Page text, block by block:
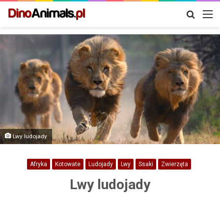
Szukaj
Lwy ludojady
Afryka Kotowate Ludojady Lwy Ssaki Zwierzęta
Lwy ludojady